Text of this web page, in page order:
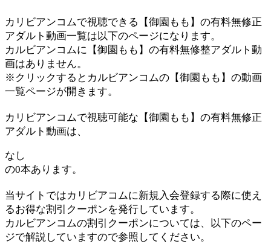
カリビアンコムで視聴できる【御園もも】の有料無修正
アダルト動画一覧は以下のページになります。
カルビアンコムに【御園もも】の有料無修整アダルト動
画はありません。
※クリックするとカルビアンコムの【御園もも】の動画
一覧ページが開きます。
カリビアンコムで視聴可能な【御園もも】の有料無修正
アダルト動画は、
なし
の0本あります。
当サイトではカリビアコムに新規入会登録する際に使え
るお得な割引クーポンを発行しています。
カルビアンコムの割引クーポンについては、以下のペー
ジで解説していますので参照してください。